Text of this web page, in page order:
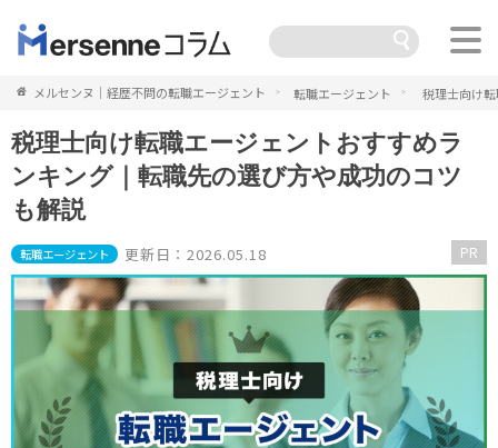
メルセンヌ｜経歴不問の転職エージェント 転職エージェント 税理士向け
税理士向け転職エージェントおすすめラ
ンキング｜転職先の選び方や成功のコツ
も解説
転職エージェント 更新日：2026.05.18 PR